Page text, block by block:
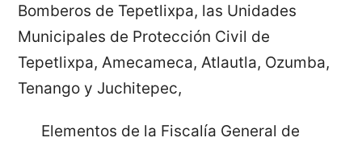
Bomberos de Tepetlixpa, las Unidades
Municipales de Protección Civil de
Tepetlixpa, Amecameca, Atlautla, Ozumba,
Tenango y Juchitepec,
Elementos de la Fiscalía General de